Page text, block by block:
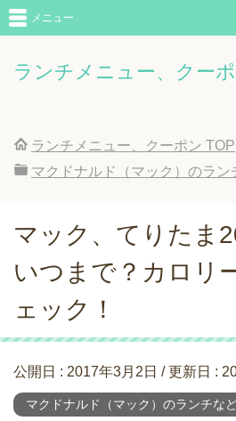
ランチメニュー、クー
メニュー
ランチメニュー、クーポン TOP
マクドナルド（マック）のラン
マック、てりたま
いつまで？カロリ
ェック！
公開日 : 2017年3月2日 / 更新日 :
マクドナルド（マック）のランチな